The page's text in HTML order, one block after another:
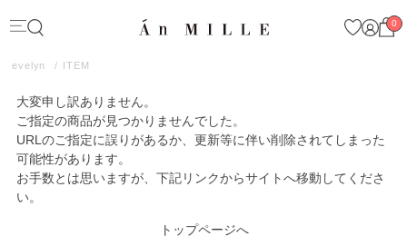
0
evelyn ITEM
大変申し訳ありません。
ご指定の商品が見つかりませんでした。
URLのご指定に誤りがあるか、更新等に伴い削除されてしまった
可能性があります。
お手数とは思いますが、下記リンクからサイトへ移動してくださ
い。
トップページへ